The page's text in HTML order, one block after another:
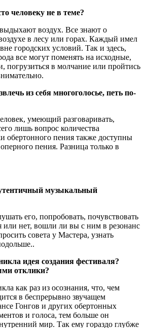
человеку не в теме?
воздух. Все знают о
в лесу или горах. Каждый имел
городских условий. Так и здесь,
все могут поменять на исходные,
погрузиться в молчание или пройтись
из себя многоголосье, петь по-
умеющий разговаривать,
лишь вопрос количества
обертонного пения также доступны
пения. Разница только в
музыкальный
его, попробовать, почувствовать
или нет, вошли ли вы с ним в резонанс
совета у Мастера, узнать
идея создания фестиваля?
отклики?
как раз из осознания, что, чем
в беспрерывно звучащем
Гонгов и других обертонных
и голоса, тем больше он
мир. Так ему гораздо глубже